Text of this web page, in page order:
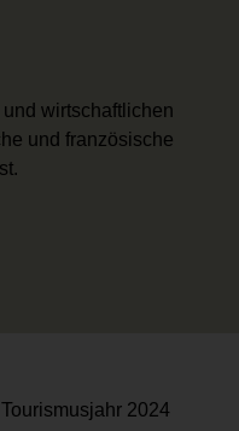
wirtschaftlichen
und französische
2024